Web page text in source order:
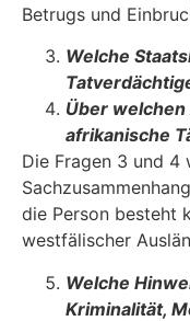
Betrugs und
Welche
Über
afrikanische
Die Fragen 3 und 4
die Person besteht
westfälischer
Welche
Kriminalität,